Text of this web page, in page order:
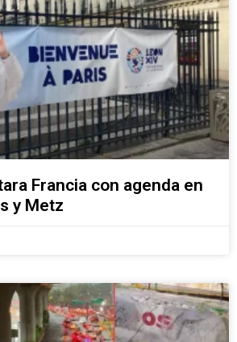
Francia con agenda en
y Metz